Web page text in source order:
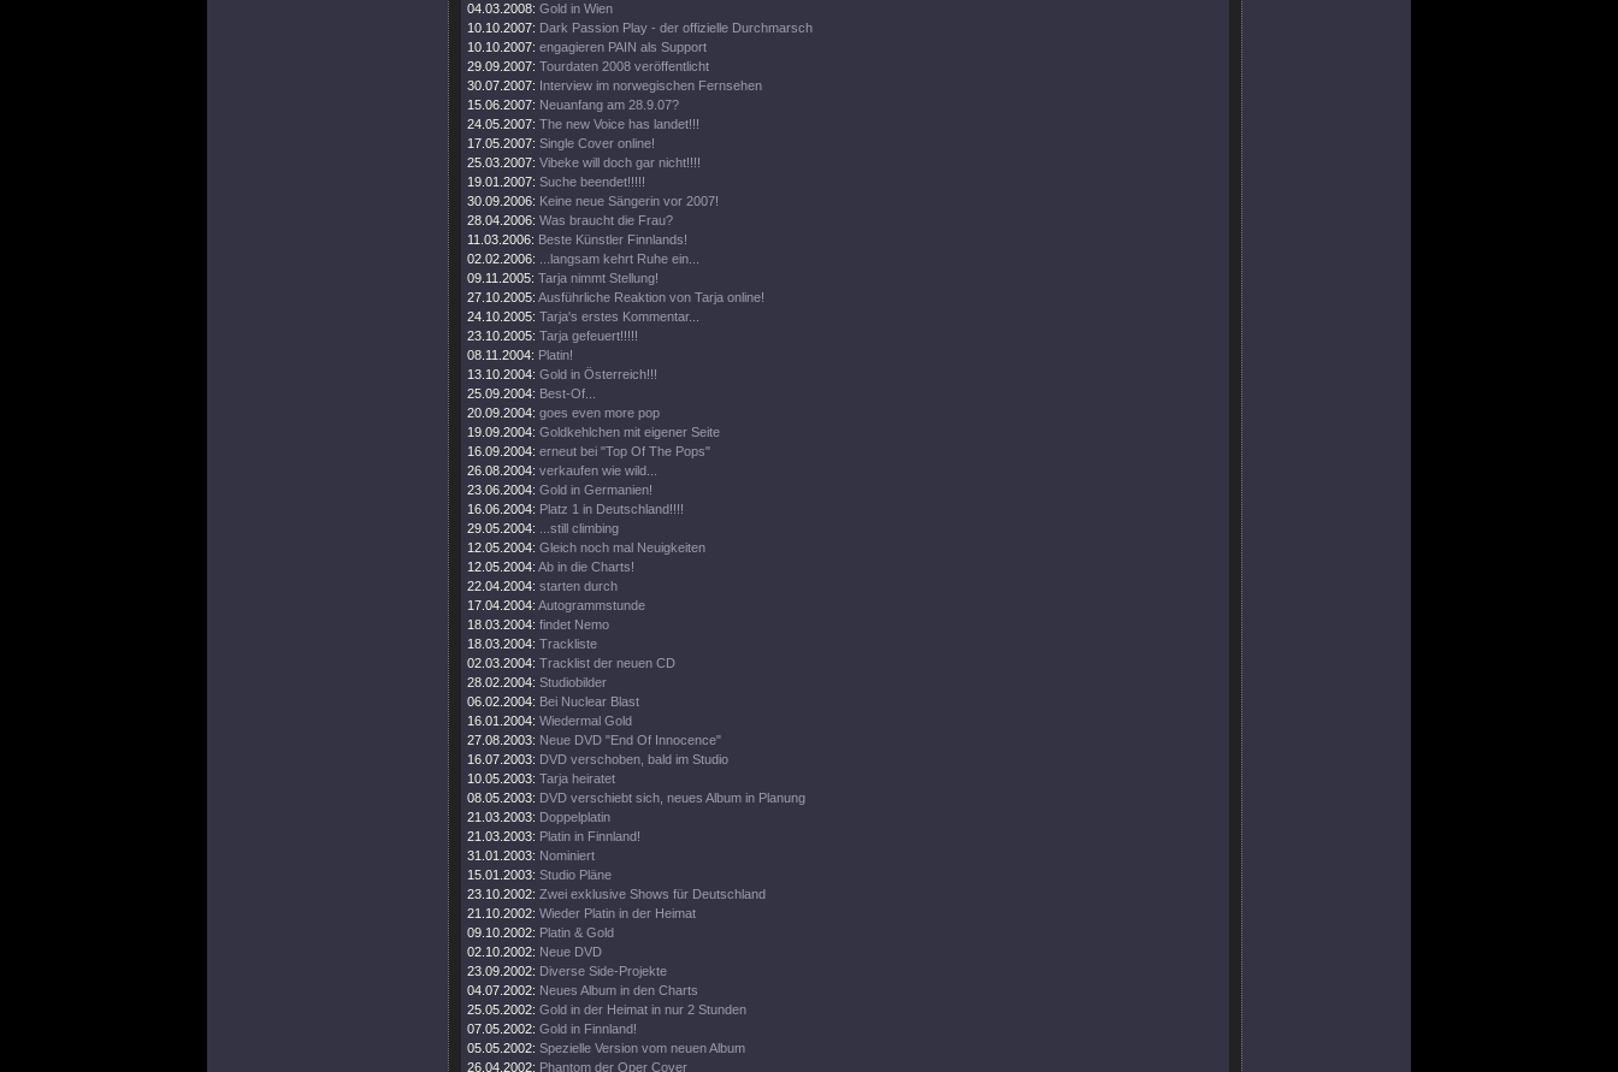
04.03.2008: Gold in Wien
10.10.2007: Dark Passion Play - der offizielle Durchmarsch
10.10.2007: engagieren PAIN als Support
29.09.2007: Tourdaten 2008 veröffentlicht
30.07.2007: Interview im norwegischen Fernsehen
15.06.2007: Neuanfang am 28.9.07?
24.05.2007: The new Voice has landet!!!
17.05.2007: Single Cover online!
25.03.2007: Vibeke will doch gar nicht!!!!
19.01.2007: Suche beendet!!!!!
30.09.2006: Keine neue Sängerin vor 2007!
28.04.2006: Was braucht die Frau?
11.03.2006: Beste Künstler Finnlands!
02.02.2006:
...langsam kehrt Ruhe ein...
09.11.2005: Tarja nimmt Stellung!
27.10.2005: Ausführliche Reaktion von Tarja online!
24.10.2005: Tarja's erstes Kommentar...
23.10.2005: Tarja gefeuert!!!!!
08.11.2004: Platin!
13.10.2004: Gold in Österreich!!!
25.09.2004: Best-Of...
20.09.2004: goes even more pop
19.09.2004: Goldkehlchen mit eigener Seite
16.09.2004: erneut bei "Top Of The Pops"
26.08.2004: verkaufen wie wild...
23.06.2004: Gold in Germanien!
16.06.2004: Platz 1 in Deutschland!!!!
29.05.2004:
...still climbing
12.05.2004: Gleich noch mal Neuigkeiten
12.05.2004: Ab in die Charts!
22.04.2004: starten durch
17.04.2004: Autogrammstunde
18.03.2004: findet Nemo
18.03.2004: Trackliste
02.03.2004: Tracklist der neuen CD
28.02.2004: Studiobilder
06.02.2004: Bei Nuclear Blast
16.01.2004: Wiedermal Gold
27.08.2003: Neue DVD "End Of Innocence"
16.07.2003: DVD verschoben, bald im Studio
10.05.2003: Tarja heiratet
08.05.2003: DVD verschiebt sich, neues Album in Planung
21.03.2003: Doppelplatin
21.03.2003: Platin in Finnland!
31.01.2003: Nominiert
15.01.2003: Studio Pläne
23.10.2002: Zwei exklusive Shows für Deutschland
21.10.2002: Wieder Platin in der Heimat
09.10.2002: Platin & Gold
02.10.2002: Neue DVD
23.09.2002: Diverse Side-Projekte
04.07.2002: Neues Album in den Charts
25.05.2002: Gold in der Heimat in nur 2 Stunden
07.05.2002: Gold in Finnland!
05.05.2002: Spezielle Version vom neuen Album
26.04.2002: Phantom der Oper Cover